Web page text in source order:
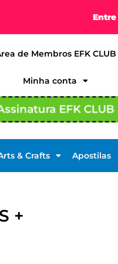
Entre
de Membros EFK CLUB
Minha conta
Assinatura EFK CLUB
& Crafts Apostilas
+